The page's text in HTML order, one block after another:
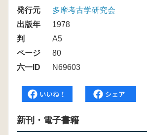
発行元
多摩考古学研究会
出版年
1978
判
A5
ページ
80
六一ID
N69603
新刊・電子書籍